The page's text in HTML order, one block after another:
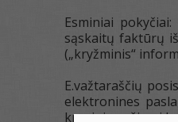
Esminiai
sąskaitų faktūrų
(„kryžminis“
E.važtaraščių
elektronines
krovinių vežimui